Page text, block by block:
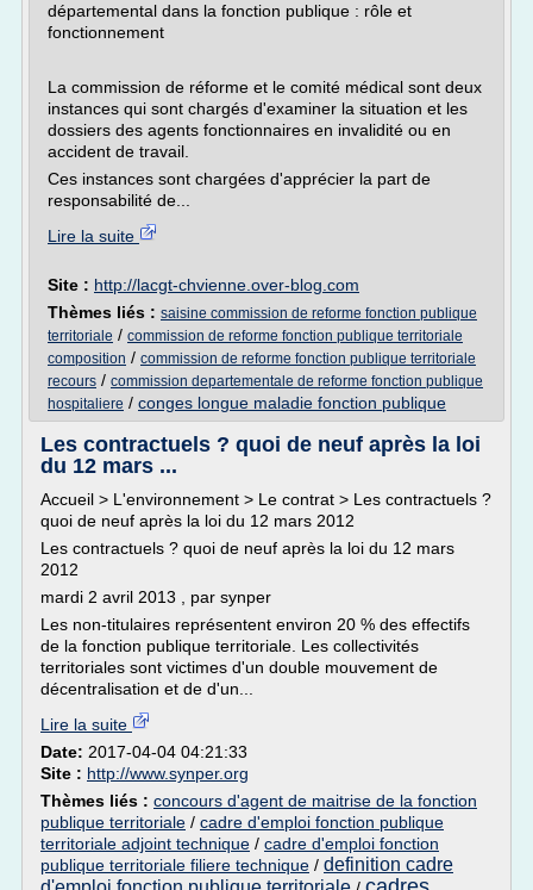
départemental dans la fonction publique : rôle et
fonctionnement
La commission de réforme et le comité médical sont deux
instances qui sont chargés d'examiner la situation et les
dossiers des agents fonctionnaires en invalidité ou en
accident de travail.
Ces instances sont chargées d'apprécier la part de
responsabilité de...
Lire la suite
Site : http://lacgt-chvienne.over-blog.com
Thèmes liés : saisine commission de reforme fonction publique
territoriale / commission de reforme fonction publique territoriale
composition / commission de reforme fonction publique territoriale
recours / commission departementale de reforme fonction publique
hospitaliere / conges longue maladie fonction publique
Les contractuels ? quoi de neuf après la loi
du 12 mars ...
Accueil > L'environnement > Le contrat > Les contractuels ?
quoi de neuf après la loi du 12 mars 2012
Les contractuels ? quoi de neuf après la loi du 12 mars
2012
mardi 2 avril 2013 , par synper
Les non-titulaires représentent environ 20 % des effectifs
de la fonction publique territoriale. Les collectivités
territoriales sont victimes d'un double mouvement de
décentralisation et de d'un...
Lire la suite
Date: 2017-04-04 04:21:33
Site : http://www.synper.org
Thèmes liés : concours d'agent de maitrise de la fonction
publique territoriale / cadre d'emploi fonction publique
territoriale adjoint technique / cadre d'emploi fonction
publique territoriale filiere technique / definition cadre